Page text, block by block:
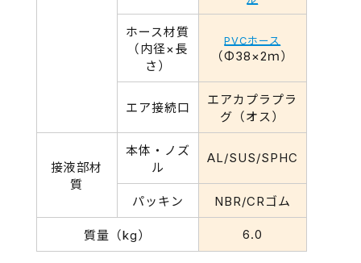
ホース材質
（内径×長
さ）
PVCホース
（Φ38×2ｍ）
エア接続口
エアカプラプラ
グ（オス）
接液部材
質
本体・ノズ
ル
AL/SUS/SPHC
パッキン NBR/CRゴム
質量（kg） 6.0